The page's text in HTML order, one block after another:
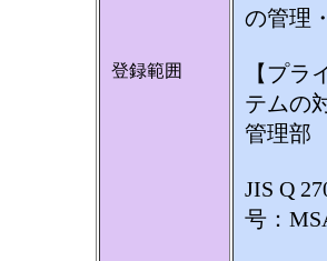
登録範囲
の管理
【プラ
テムの
管理部
JIS Q
号：